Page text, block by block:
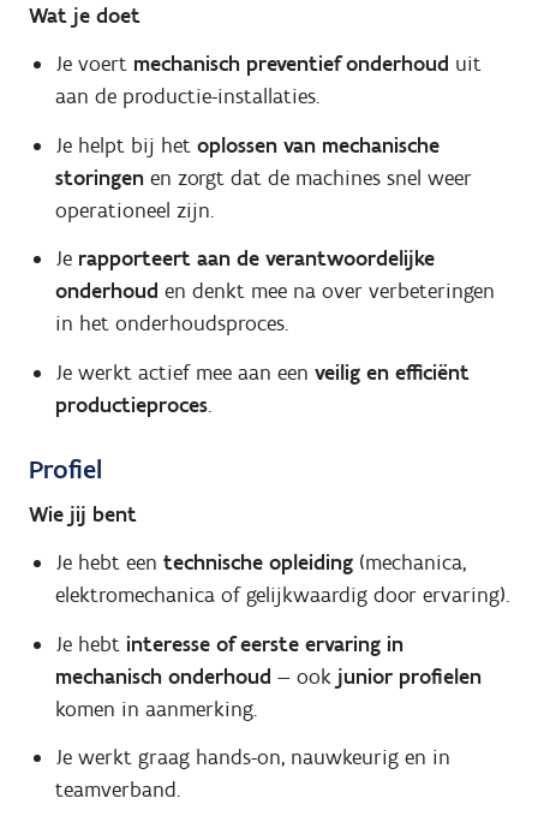
Wat je doet
Je voert mechanisch preventief onderhoud uit
aan de productie-installaties.
Je helpt bij het oplossen van mechanische
storingenen zorgt dat de machines snel weer
operationeel zijn.
Je rapporteert aan de verantwoordelijke
onderhoud en denkt mee na over verbeteringen
in het onderhoudsproces.
Je werkt actief mee aan een veilig en efficiënt
productieproces.
Profiel
Wie jij bent
Je hebt een technische opleiding(mechanica,
elektromechanica of gelijkwaardig door ervaring).
Je hebt interesse of eerste ervaring in
mechanisch onderhoud — ook junior profielen
komen in aanmerking.
Je werkt graag hands-on, nauwkeurig en in
teamverband.